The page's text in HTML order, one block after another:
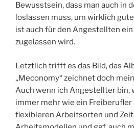
Bewusstsein, dass man auch in
loslassen muss, um wirklich
ist auch für den Angestellten
zugelassen wird.
Letztlich trifft es das Bild, das
„Meconomy“ zeichnet doch
Auch wenn ich Angestellter bin,
immer mehr wie ein
flexibleren Arbeitsorten und